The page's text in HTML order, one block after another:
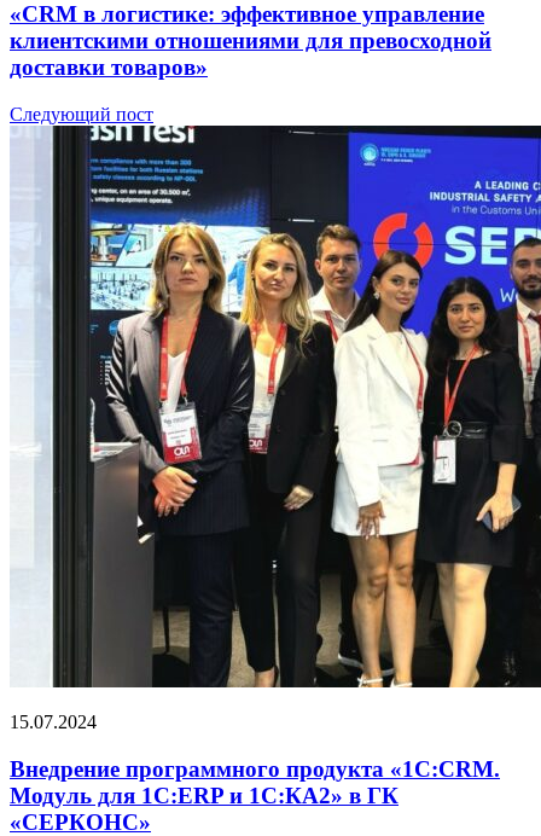
«CRM в логистике: эффективное управление
клиентскими отношениями для превосходной
доставки товаров»
Следующий пост
15.07.2024
Внедрение программного продукта «1С:CRM.
Модуль для 1С:ERP и 1С:КА2» в ГК
«СЕРКОНС»